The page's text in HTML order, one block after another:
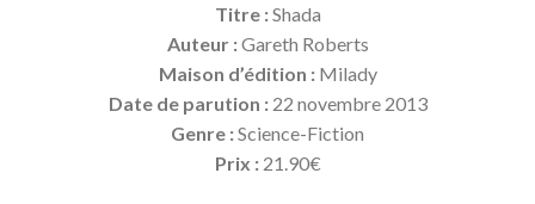
Titre :Shada
Auteur :Gareth Roberts
Maison d’édition :Milady
Date de parution :22 novembre 2013
Genre :Science-Fiction
Prix :21.90€